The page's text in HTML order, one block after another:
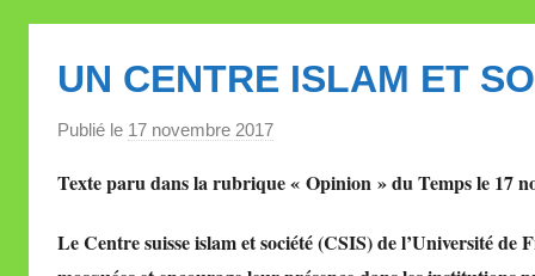
UN CENTRE ISLAM ET
Publié le 17 novembre 2017
r
i
Texte paru dans la rubrique « Opinion » du Temps le 17
Le Centre suisse islam et société (CSIS) de l’Université